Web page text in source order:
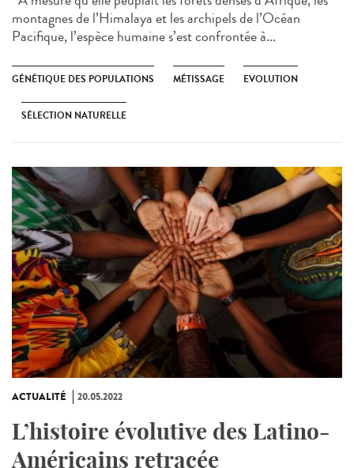
montagnes de l’Himalaya et les archipels de l’Océan
Pacifique, l’espèce humaine s’est confrontée à...
GÉNÉTIQUE DES POPULATIONS MÉTISSAGE EVOLUTION
SÉLECTION NATURELLE
ACTUALITÉ 20.05.2022
L’histoire évolutive des Latino-
Américains retracée